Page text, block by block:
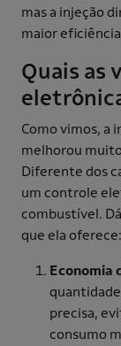
mas a injeção
maior
Quais as
Como vimos, a
melhorou
Diferente dos
um controle
combustível.
que ela oferece:
Economia
precisa,
consumo